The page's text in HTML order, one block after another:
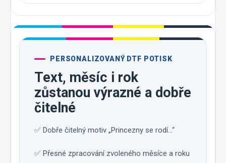
PERSONALIZOVANÝ DTF POTISK
Text, měsíc i rok
zůstanou výrazné a dobře
čitelné
✅ Dobře čitelný motiv „Princezny se rodí…“
✅ Přesné zpracování zvoleného měsíce a roku